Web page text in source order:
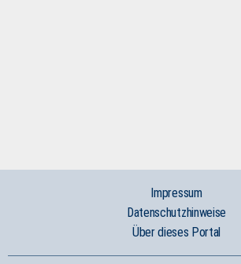
Impressum
Datenschutzhinweise
Über dieses Portal